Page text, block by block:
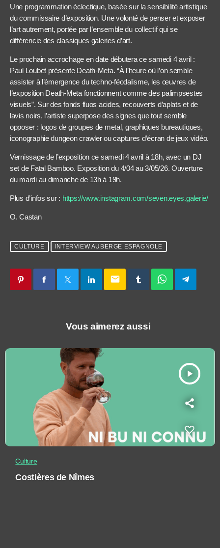
Une programmation éclectique, basée sur la sensibilité artistique
du commissaire d’exposition. Une volonté de penser et exposer
l’art autrement, portée par l’ensemble du collectif qui se
différencie des classiques galeries d’art.
Le prochain accrochage en date débutera ce samedi 4 avril :
Paul Loubet présente Death-Meta. “À l’heure où l’on semble
assister à l’émergence du techno-féodalisme, les œuvres de
l’exposition Death-Meta fonctionnent comme des palimpsestes
visuels”. Sur des fonds fluos acides, recouverts d’aplats et de
lavis noirs, l’artiste superpose des signes que tout semble
opposer : logos de groupes de metal, graphiques bureautiques,
iconographie dungeon crawler ou captures d’écran de jeux vidéo.
Vernissage de l’exposition ce samedi 4 avril à 18h, avec un DJ
set de Fatal Bamboo. Exposition du 4/04 au 3/05/26. Ouverture
du mardi au dimanche de 13h à 19h.
Plus d’infos sur : https://www.instagram.com/seven.eyes.galerie/
O. Castan
CULTURE INTERVIEW AUBERGE ESPAGNOLE
email
Vous aimerez aussi
play_arrow
Culture
Costières de Nîmes